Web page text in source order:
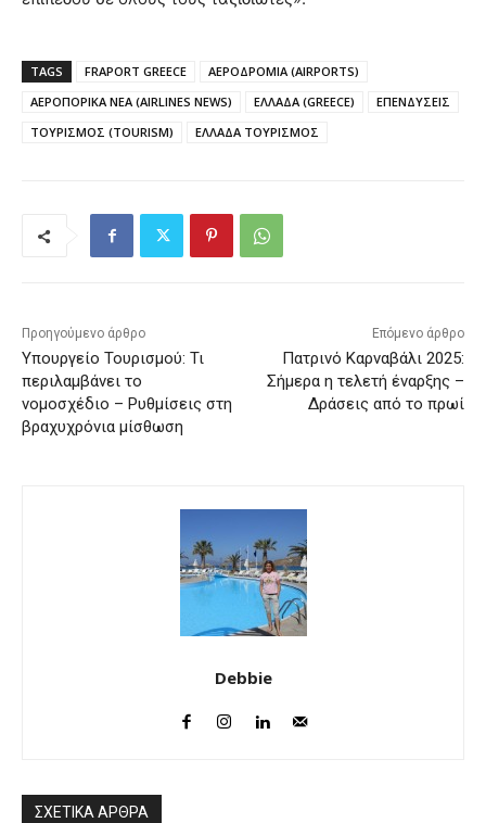
TAGS FRAPORT GREECE
ΑΕΡΟΔΡΟΜΙΑ (AIRPORTS)
ΑΕΡΟΠΟΡΙΚΑ ΝΕΑ (AIRLINES NEWS)
ΕΛΛΑΔΑ (GREECE)
ΕΠΕΝΔΥΣΕΙΣ
ΤΟΥΡΙΣΜΟΣ (TOURISM)
ΕΛΛΑΔΑ ΤΟΥΡΙΣΜΟΣ
Προηγούμενο άρθρο
Υπουργείο Τουρισμού: Τι
περιλαμβάνει το
νομοσχέδιο – Ρυθμίσεις στη
βραχυχρόνια μίσθωση
Επόμενο άρθρο
Πατρινό Καρναβάλι 2025:
Σήμερα η τελετή έναρξης –
Δράσεις από το πρωί
Debbie
ΣΧΕΤΙΚΑ ΑΡΘΡΑ